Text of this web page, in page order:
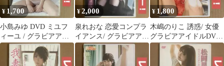
¥ 1,700
小島みゆ DVD ミユフ
ィーユ / グラビアアイ
ドルDVD イメージDVD
¥2,000
泉れおな 恋愛コンプラ
イアンス/ グラビアアイ
ドルDVD 着エロ イメ
ージDVD
¥ 1,800
木嶋のりこ 誘惑/ 女優
グラビアアイドルDVD
グラドルDVD イメージ